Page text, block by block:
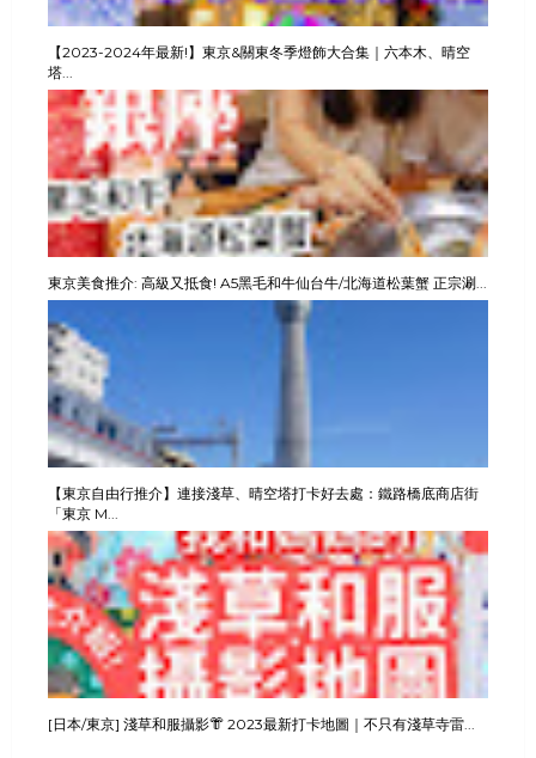
【2023-2024年最新!】東京&關東冬季燈飾大合集｜六本木、晴空
塔...
東京美食推介: 高級又抵食! A5黑毛和牛仙台牛/北海道松葉蟹 正宗涮...
【東京自由行推介】連接淺草、晴空塔打卡好去處：鐵路橋底商店街
「東京 M...
[日本/東京] 淺草和服攝影👘 2023最新打卡地圖｜不只有淺草寺雷...